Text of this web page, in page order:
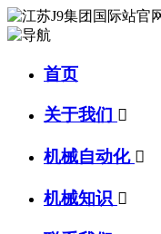
首页
关于我们 
机械自动化 
机械知识 